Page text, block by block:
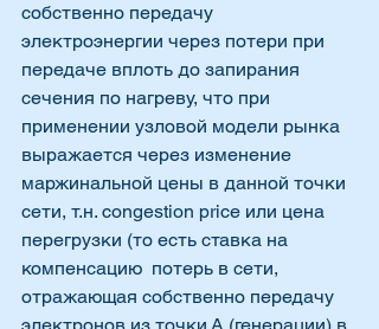
собственно передачу
электроэнергии через потери при
передаче вплоть до запирания
сечения по нагреву, что при
применении узловой модели рынка
выражается через изменение
маржинальной цены в данной точки
сети, т.н. congestion pricе или цена
перегрузки (то есть ставка на
компенсацию  потерь в сети,
отражающая собственно передачу